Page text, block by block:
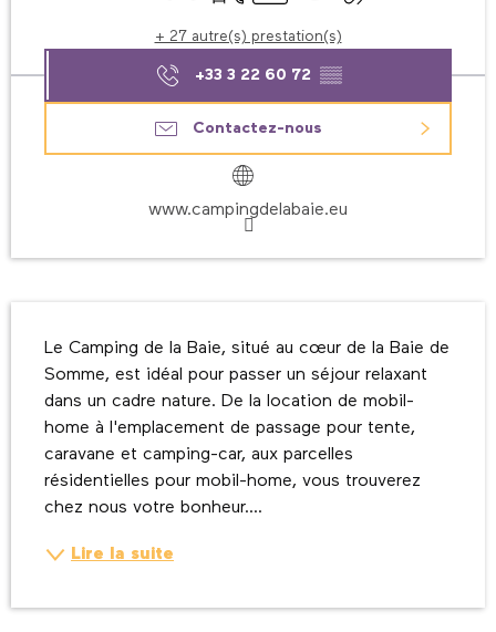
+ 27 autre(s) prestation(s)
+33 3 22 60 72 ▒▒
Contactez-nous
www.campingdelabaie.eu
Le Camping de la Baie, situé au cœur de la Baie de
Somme, est idéal pour passer un séjour relaxant
dans un cadre nature. De la location de mobil-
home à l'emplacement de passage pour tente,
caravane et camping-car, aux parcelles
résidentielles pour mobil-home, vous trouverez
chez nous votre bonheur....
Lire la suite